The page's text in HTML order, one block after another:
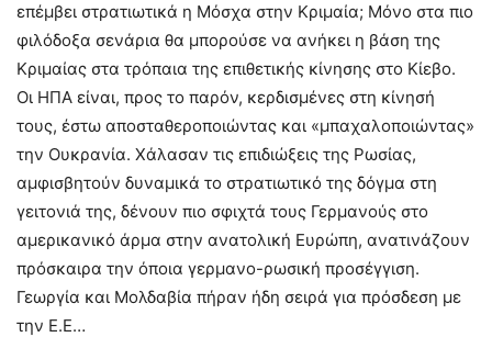
επέμβει στρατιωτικά η Μόσχα στην Κριμαία; Μόνο στα πιο
φιλόδοξα σενάρια θα μπορούσε να ανήκει η βάση της
Κριμαίας στα τρόπαια της επιθετικής κίνησης στο Κίεβο.
Οι ΗΠΑ είναι, προς το παρόν, κερδισμένες στη κίνησή
τους, έστω αποσταθεροποιώντας και «μπαχαλοποιώντας»
την Ουκρανία. Χάλασαν τις επιδιώξεις της Ρωσίας,
αμφισβητούν δυναμικά το στρατιωτικό της δόγμα στη
γειτονιά της, δένουν πιο σφιχτά τους Γερμανούς στο
αμερικανικό άρμα στην ανατολική Ευρώπη, ανατινάζουν
πρόσκαιρα την όποια γερμανο-ρωσική προσέγγιση.
Γεωργία και Μολδαβία πήραν ήδη σειρά για πρόσδεση με
την Ε.Ε…